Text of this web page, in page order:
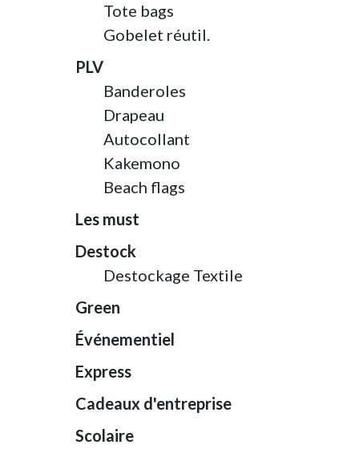
Tote bags
Gobelet réutil.
PLV
Banderoles
Drapeau
Autocollant
Kakemono
Beach flags
Les must
Destock
Destockage Textile
Green
Événementiel
Express
Cadeaux d'entreprise
Scolaire